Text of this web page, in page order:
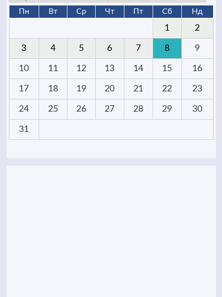
Пн Вт Ср Чт Пт Сб Нд
1 2
3 4 5 6 7 8 9
10 11 12 13 14 15 16
17 18 19 20 21 22 23
24 25 26 27 28 29 30
31